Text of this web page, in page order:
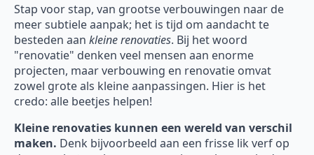
Stap voor stap, van grootse verbouwingen naar de
meer subtiele aanpak; het is tijd om aandacht te
besteden aan kleine renovaties. Bij het woord
"renovatie" denken veel mensen aan enorme
projecten, maar verbouwing en renovatie omvat
zowel grote als kleine aanpassingen. Hier is het
credo: alle beetjes helpen!
Kleine renovaties kunnen een wereld van verschil
maken. Denk bijvoorbeeld aan een frisse lik verf op